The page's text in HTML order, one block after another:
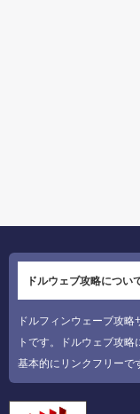
ドルウェブ攻略につい
ドルフィンウェーブ攻
トです。ドルウェブ攻
基本的にリンクフリーで